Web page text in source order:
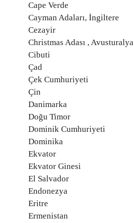
Cape Verde
Cayman Adaları, İngiltere
Cezayir
Christmas Adası , Avusturalya
Cibuti
Çad
Çek Cumhuriyeti
Çin
Danimarka
Doğu Timor
Dominik Cumhuriyeti
Dominika
Ekvator
Ekvator Ginesi
El Salvador
Endonezya
Eritre
Ermenistan